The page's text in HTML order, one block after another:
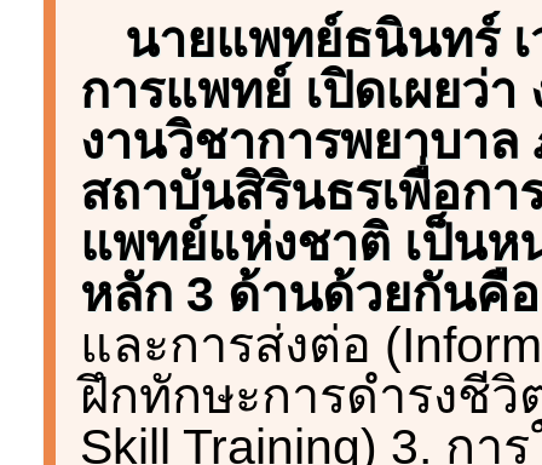
นายแพทย์ธนินทร์
การแพทย์ เปิดเผยว่
งานวิชาการพยาบา
สถาบันสิรินธรเพื่อก
แพทย์แห่งชาติ เป็นห
หลัก 3 ด้านด้วยกันคือ
และการส่งต่อ
ฝึกทักษะการดำรงชีวิ
Skill Training) 3. กา